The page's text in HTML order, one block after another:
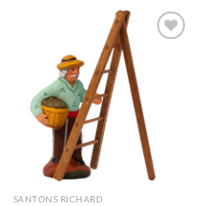
SANTONS RICHARD